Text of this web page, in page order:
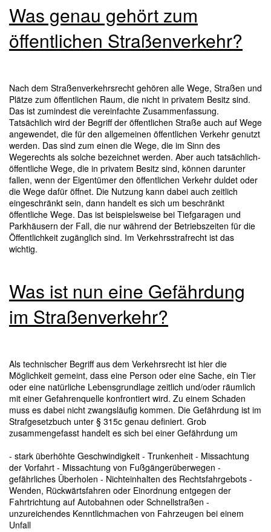
Was genau gehört zum
öffentlichen Straßenverkehr?
Nach dem Straßenverkehrsrecht gehören alle Wege, Straßen und
Plätze zum öffentlichen Raum, die nicht in privatem Besitz sind.
Das ist zumindest die vereinfachte Zusammenfassung.
Tatsächlich wird der Begriff der öffentlichen Straße auch auf Wege
angewendet, die für den allgemeinen öffentlichen Verkehr genutzt
werden. Das sind zum einen die Wege, die im Sinn des
Wegerechts als solche bezeichnet werden. Aber auch tatsächlich-
öffentliche Wege, die in privatem Besitz sind, können darunter
fallen, wenn der Eigentümer den öffentlichen Verkehr duldet oder
die Wege dafür öffnet. Die Nutzung kann dabei auch zeitlich
eingeschränkt sein, dann handelt es sich um beschränkt
öffentliche Wege. Das ist beispielsweise bei Tiefgaragen und
Parkhäusern der Fall, die nur während der Betriebszeiten für die
Öffentlichkeit zugänglich sind. Im Verkehrsstrafrecht ist das
wichtig.
Was ist nun eine Gefährdung
im Straßenverkehr?
Als technischer Begriff aus dem Verkehrsrecht ist hier die
Möglichkeit gemeint, dass eine Person oder eine Sache, ein Tier
oder eine natürliche Lebensgrundlage zeitlich und/oder räumlich
mit einer Gefahrenquelle konfrontiert wird. Zu einem Schaden
muss es dabei nicht zwangsläufig kommen. Die Gefährdung ist im
Strafgesetzbuch unter § 315c genau definiert. Grob
zusammengefasst handelt es sich bei einer Gefährdung um
- stark überhöhte Geschwindigkeit - Trunkenheit - Missachtung
der Vorfahrt - Missachtung von Fußgängerüberwegen -
gefährliches Überholen - Nichteinhalten des Rechtsfahrgebots -
Wenden, Rückwärtsfahren oder Einordnung entgegen der
Fahrtrichtung auf Autobahnen oder Schnellstraßen -
unzureichendes Kenntlichmachen von Fahrzeugen bei einem
Unfall